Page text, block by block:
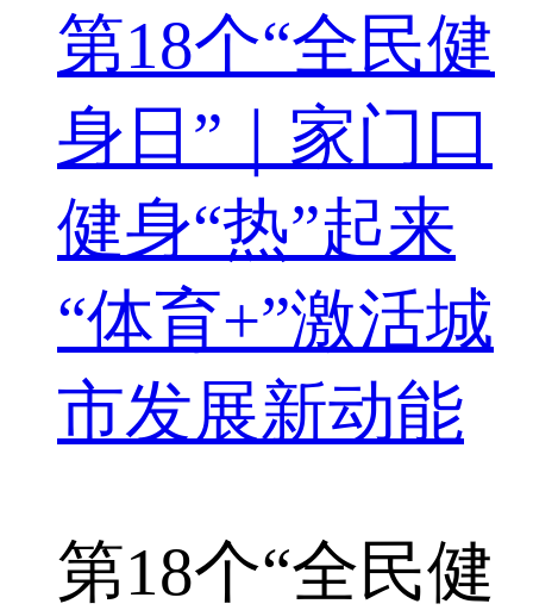
第18个“全民健
身日”｜家门口
健身“热”起来
“体育+”激活城
市发展新动能
第18个“全民健